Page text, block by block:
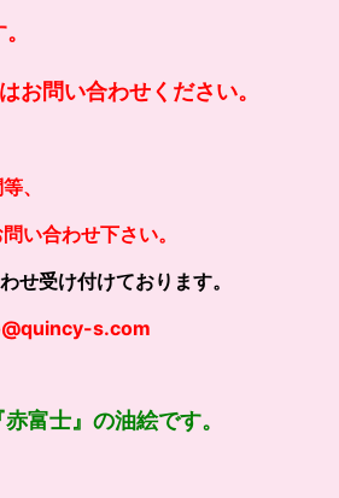
お問い合わせください。
、
い合わせ下さい。
せ受け付けております。
s.com
富士』の油絵です。